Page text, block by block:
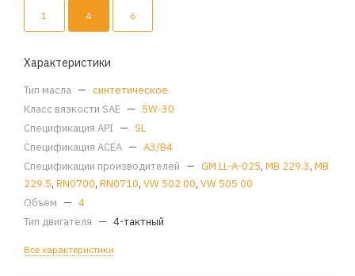
1 4 6
Характеристики
Тип масла — синтетическое
Класс вязкости SAE — 5W-30
Спецификация API — SL
Спецификация ACEA — A3/B4
Спецификации производителей — GM LL-A-025, MB 229.3, MB
229.5, RN0700, RN0710, VW 502 00, VW 505 00
Объем — 4
Тип двигателя — 4-тактный
Все характеристики